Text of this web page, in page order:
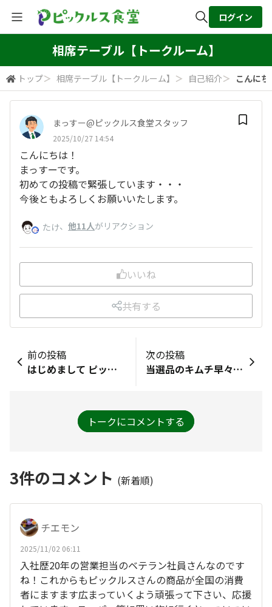
全体検索
検索
ログイン
相席テーブル【トークルーム】
トップ＞ 相席テーブル【トークルーム】 ＞ 自己紹介＞ こんに
まっすー@ピックルス食堂スタッフ
2025/10/27 14:54
こんにちは！
まっすーです。
初めての投稿で緊張しています・・・
今後ともよろしくお願いいたします。
たけ、 他11人がリアクション
いいね
共有する
前の投稿
はじめまして ピックルス食堂スタッフのみんみんです🪼 主にお惣菜商品の営業を行っております。 皆さんはピックルスがお惣菜商品も販売していることをご存じですか？漬物メーカーならではのお惣菜を製造しております。 お近くのスーパーでももしかしたら販売しているかもしれません…！ サイトでも商品をチェックできますのでご興味ありましたらご覧ください🥒🍆 https://www.pickles.co.jp/products/delika/
次の投稿
当選品のキムチ早々に完食してしまいましたー 甘口のキムチなので辛いのが苦手な方にもお勧めです。 私的にはレンコンのシャキシャキがやみつきになりそう 大盛り作ってほしいです（笑）
トークにコメントする
3件のコメント (新着順)
チエモン
2025/11/02 06:11
入社歴20年の営業担当のベテラン社員さんなのです
ね！これからもピックルスさんの商品が全国の消費
者にますます広まっていくよう頑張って下さい、応援